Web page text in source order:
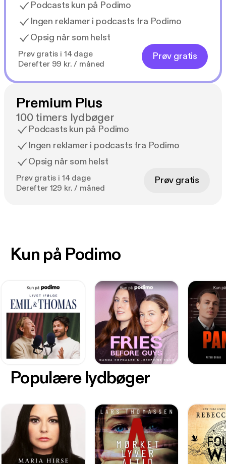
Podcasts kun på Podimo
Ingen reklamer i podcasts fra Podimo
Opsig når som helst
Prøv gratis i 14 dage
Derefter 99 kr. / måned
Prøv gratis
Premium Plus
100 timers lydbøger
Podcasts kun på Podimo
Ingen reklamer i podcasts fra Podimo
Opsig når som helst
Prøv gratis i 14 dage
Derefter 129 kr. / måned
Prøv gratis
Kun på Podimo
Populære lydbøger